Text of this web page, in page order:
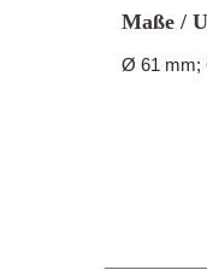
Maße /
Ø 61 mm;